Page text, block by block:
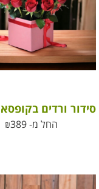
החל מ-
₪389